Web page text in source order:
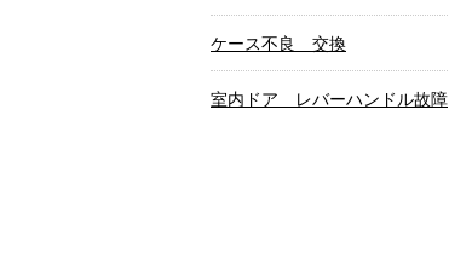
ケース不良 交換
室内ドア レバーハンドル故障